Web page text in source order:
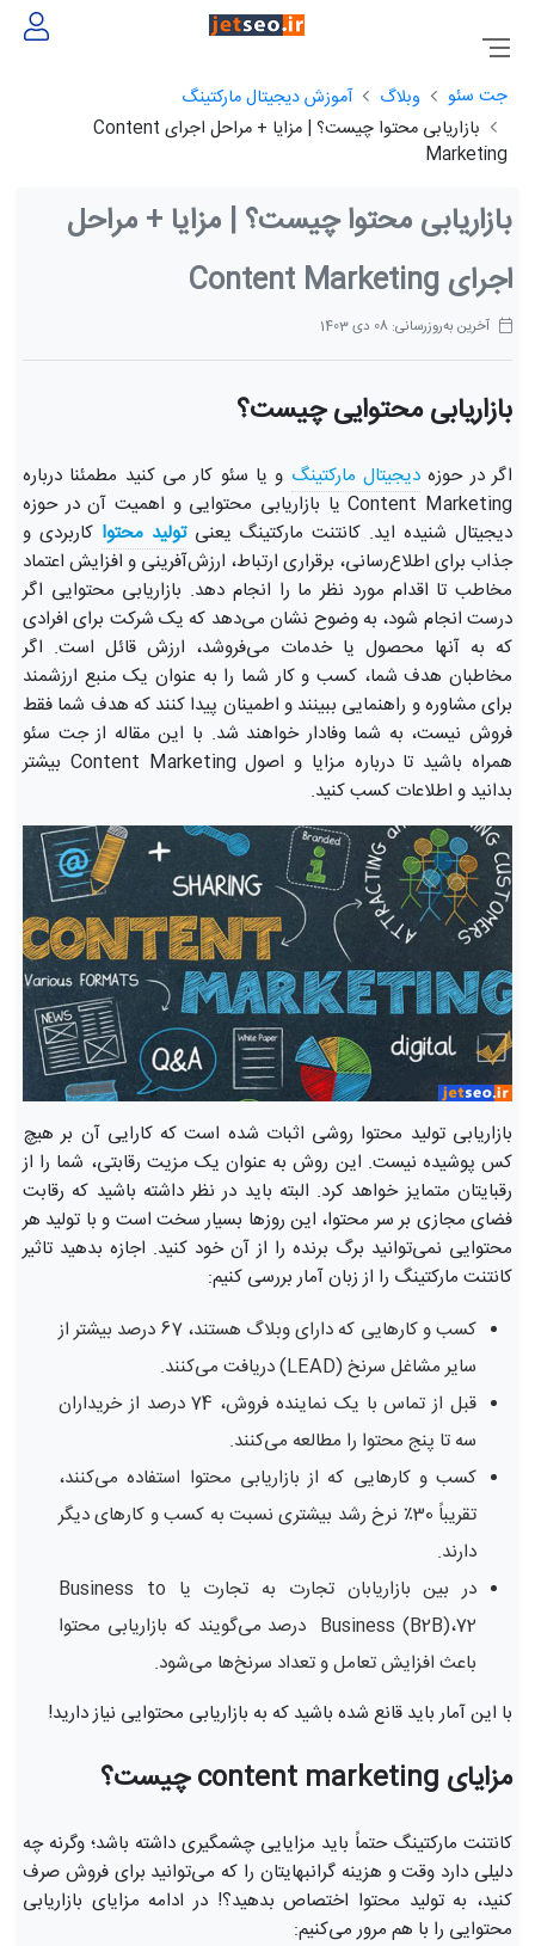
جت سئو وبلاگ
آموزش دیجیتال مارکتینگ
بازاریابی محتوا چیست؟ | مزایا + مراحل اجرای Content
Marketing
بازاریابی محتوا چیست؟ | مزایا + مراحل
اجرای Content Marketing
آخرین به‌روزرسانی: 08 دی 1403
بازاریابی محتوایی چیست؟
اگر در حوزه دیجیتال مارکتینگ و یا سئو کار می کنید مطمئنا درباره
Content Marketing یا بازاریابی محتوایی و اهمیت آن در حوزه
دیجیتال شنیده اید. کانتنت مارکتینگ یعنیتولید محتوا کاربردی و
جذاب برای اطلاع‌رسانی، برقراری ارتباط، ارزش‌آفرینی و افزایش اعتماد
مخاطب تا اقدام مورد نظر ما را انجام دهد. بازاریابی محتوایی اگر
درست انجام شود، به وضوح نشان می‌دهد که یک شرکت برای افرادی
که به آنها محصول یا خدمات می‌فروشد، ارزش قائل است. اگر
مخاطبان هدف شما، کسب و کار شما را به عنوان یک منبع ارزشمند
برای مشاوره و راهنمایی ببینند و اطمینان پیدا کنند که هدف شما فقط
فروش نیست، به شما وفادار خواهند شد. با این مقاله از جت سئو
همراه باشید تا درباره مزایا و اصول Content Marketing بیشتر
بدانید و اطلاعات کسب کنید.
بازاریابی تولید محتوا روشی اثبات شده است که کارایی آن بر هیچ
کس پوشیده نیست. این روش به عنوان یک مزیت رقابتی، شما را از
رقبایتان متمایز خواهد کرد. البته باید در نظر داشته باشید که رقابت
فضای مجازی بر سر محتوا، این روزها بسیار سخت است و با تولید هر
محتوایی نمی‌توانید برگ برنده را از آن خود کنید. اجازه بدهید تاثیر
کانتنت مارکتینگ را از زبان آمار بررسی کنیم:
کسب و کارهایی که دارای وبلاگ هستند، 67 درصد بیشتر از
سایر مشاغل سرنخ (LEAD) دریافت می‌کنند.
قبل از تماس با یک نماینده فروش، 74 درصد از خریداران
سه تا پنج محتوا را مطالعه می‌کنند.
کسب و کارهایی که از بازاریابی محتوا استفاده می‌کنند،
تقریباً 30٪ نرخ رشد بیشتری نسبت به کسب و کارهای دیگر
دارند.
در بین بازاریابان تجارت به تجارت یا Business to
Business (B2B)،72 درصد می‌گویند که بازاریابی محتوا
باعث افزایش تعامل و تعداد سرنخ‌ها می‌شود.
با این آمار باید قانع شده باشید که به بازاریابی محتوایی نیاز دارید!
مزایای content marketing چیست؟
کانتنت مارکتینگ حتماً باید مزایایی چشمگیری داشته باشد؛ وگرنه چه
دلیلی دارد وقت و هزینه گرانبهایتان را که می‌توانید برای فروش صرف
کنید، به تولید محتوا اختصاص بدهید؟! در ادامه مزایای بازاریابی
محتوایی را با هم مرور می‌کنیم: